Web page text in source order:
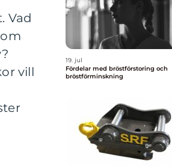
Vad
vill
19. jul
Fördelar med bröstförstoring och
bröstförminskning